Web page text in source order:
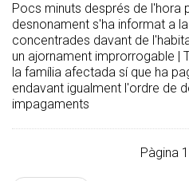
Pocs minuts després de l'hora
desnonament s'ha informat a
concentrades davant de
un ajornament improrrogable |
la família afectada sí que ha
endavant igualment l'ordre de
impagaments
Pàgina